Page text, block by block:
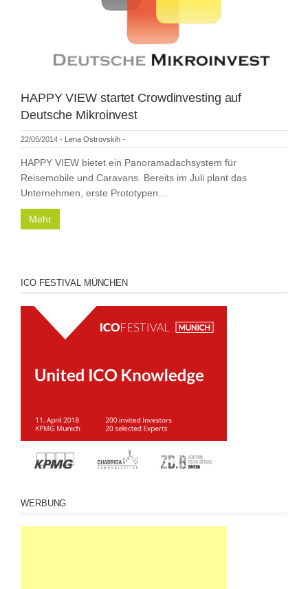
HAPPY VIEW startet Crowdinvesting auf
Deutsche Mikroinvest
22/05/2014 - Lena Ostrovskih -
HAPPY VIEW bietet ein Panoramadachsystem für
Reisemobile und Caravans. Bereits im Juli plant das
Unternehmen, erste Prototypen…
Mehr
ICO FESTIVAL MÜNCHEN
WERBUNG